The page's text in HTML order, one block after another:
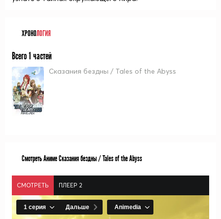
ХРОНОЛОГИЯ
Всего 1 частей
Сказания бездны / Tales of the Abyss
Смотреть Аниме Сказания бездны / Tales of the Abyss
СМОТРЕТЬ ПЛЕЕР 2